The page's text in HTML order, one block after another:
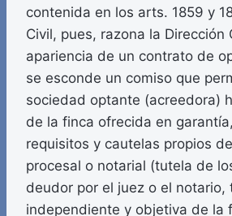
contenida en los arts. 1859 y
Civil, pues, razona la Dirección
apariencia de un contrato de
se esconde un comiso que
sociedad optante (acreedora)
de la finca ofrecida en
requisitos y cautelas propios
procesal o notarial (tutela de
deudor por el juez o el notario,
independiente y objetiva de la